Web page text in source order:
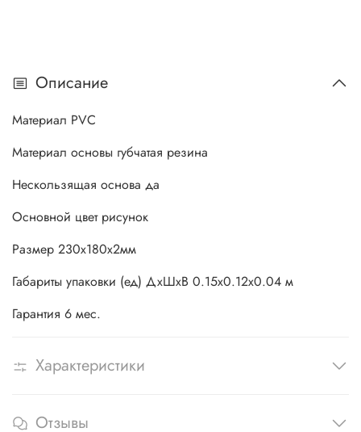
Описание
Материал PVC
Материал основы губчатая резина
Нескользящая основа да
Основной цвет рисунок
Размер 230х180х2мм
Габариты упаковки (ед) ДхШхВ 0.15x0.12x0.04 м
Гарантия 6 мес.
Характеристики
Отзывы